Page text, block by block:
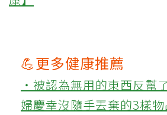
💪更多健康推薦
‧被認為無用的東西反幫
婦慶幸沒隨手丟棄的3樣物